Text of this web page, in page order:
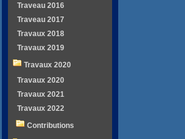
Traveau 2016
Traveau 2017
Travaux 2018
Travaux 2019
Travaux 2020
Travaux 2020
Travaux 2021
Travaux 2022
Contributions